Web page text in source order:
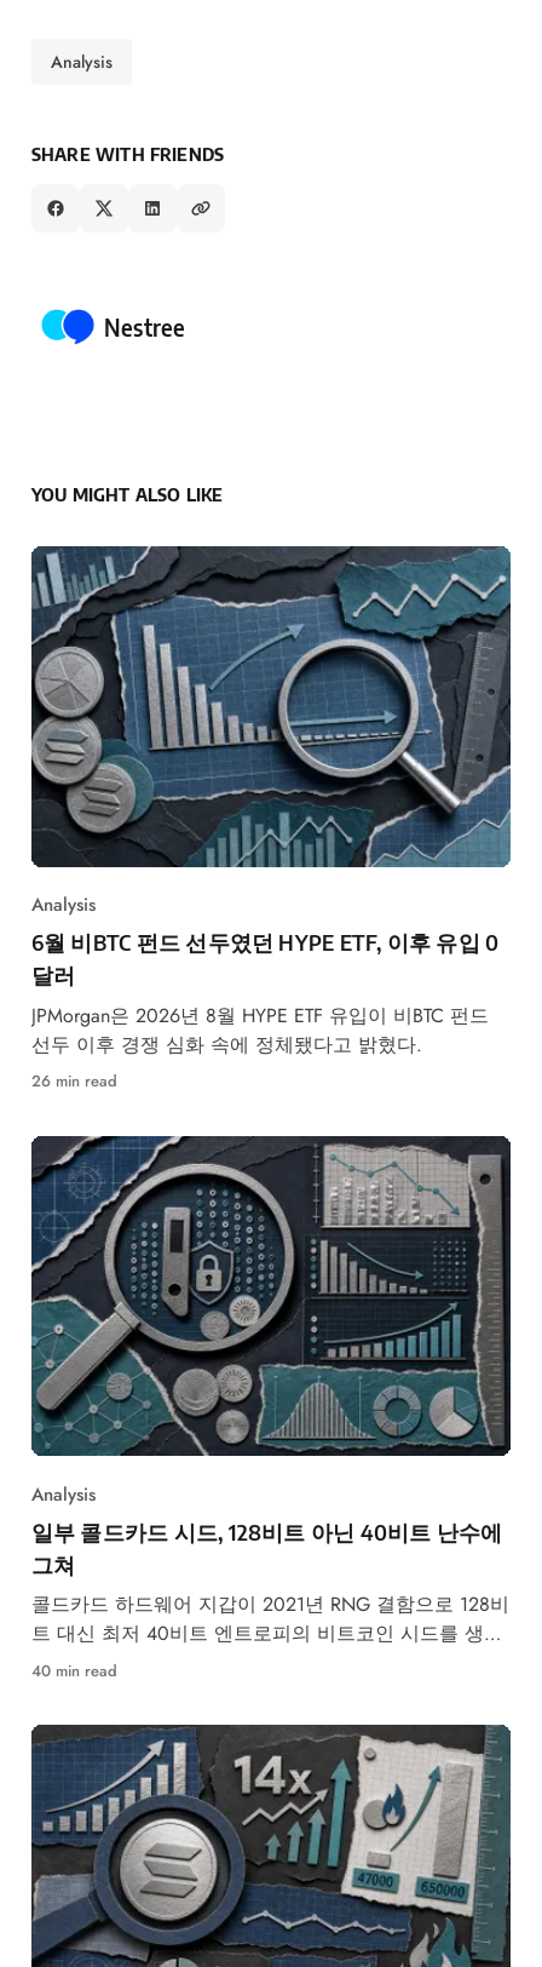
Analysis
SHARE WITH FRIENDS
Posted by
Nestree
YOU MIGHT ALSO LIKE
Analysis
6월 비BTC 펀드 선두였던 HYPE ETF, 이후 유입 0
달러
JPMorgan은 2026년 8월 HYPE ETF 유입이 비BTC 펀드
선두 이후 경쟁 심화 속에 정체됐다고 밝혔다.
26 min read
Analysis
일부 콜드카드 시드, 128비트 아닌 40비트 난수에
그쳐
콜드카드 하드웨어 지갑이 2021년 RNG 결함으로 128비
트 대신 최저 40비트 엔트로피의 비트코인 시드를 생성
했습니다.
40 min read